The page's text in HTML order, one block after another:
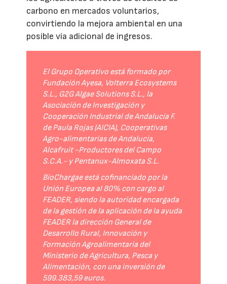
carbono en mercados voluntarios,
convirtiendo la mejora ambiental en una
posible vía adicional de ingresos.
El Grupo Operativo está formado por
Fundación Ayesa, Volterra Ecosystems
S.L., G2G Algae Solutions S.L., la
Asociación de Investigación y
Cooperación Industrial de Andalucía F.
de Paula Rojas (AICIA), Cooperativas
Agro-alimentarias de Andalucía,
Alcafruit -Productores del Campo
S.C.A.- y Pentanux-Almoxata S.L.
BioChargae está cofinanciado por la
Unión Europea al 80% con cargo al
FEADER, siendo la autoridad encargada
de la gestión de la aplicación de la ayuda
FEADER la dirección General de
Desarrollo Rural, Innovación y
Formación Agroalimentaria del
Ministerio de Agricultura, Pesca y
Alimentación, con una inversión de
599.383,59 euros.